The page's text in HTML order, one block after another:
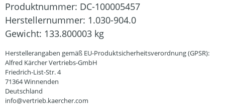
Produktnummer: DC-100005457
Herstellernummer: 1.030-904.0
Gewicht: 133.800003 kg
Herstellerangaben gemäß EU-Produktsicherheitsverordnung (GPSR):
Alfred Kärcher Vertriebs-GmbH
Friedrich-List-Str. 4
71364 Winnenden
Deutschland
info@vertrieb.kaercher.com